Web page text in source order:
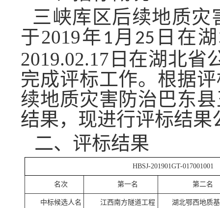
三峡库区后续地质
于2019年 1 月 25 日 在
2019.02.17 日在湖北省
完成评标工作。根据
续地质灾害防治巴东
结果，现进行评标结果
二、评标结果
HBSJ-201901GT-017001001
名次 第一名 第二名
中标候选人名
江西南方隧道工程
湖北鄂西地质